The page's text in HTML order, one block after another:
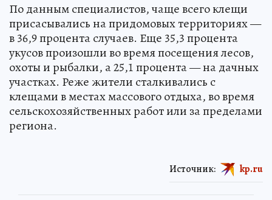
По данным специалистов, чаще всего клещи
присасывались на придомовых территориях —
в 36,9 процента случаев. Еще 35,3 процента
укусов произошли во время посещения лесов,
охоты и рыбалки, а 25,1 процента — на дачных
участках. Реже жители сталкивались с
клещами в местах массового отдыха, во время
сельскохозяйственных работ или за пределами
региона.
Источник: kp.ru